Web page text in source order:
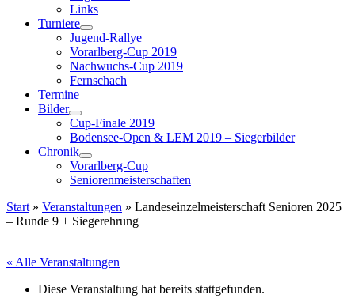
Links
Turniere
Jugend-Rallye
Vorarlberg-Cup 2019
Nachwuchs-Cup 2019
Fernschach
Termine
Bilder
Cup-Finale 2019
Bodensee-Open & LEM 2019 – Siegerbilder
Chronik
Vorarlberg-Cup
Seniorenmeisterschaften
Start » Veranstaltungen » Landeseinzelmeisterschaft Senioren 2025
– Runde 9 + Siegerehrung
« Alle Veranstaltungen
Diese Veranstaltung hat bereits stattgefunden.